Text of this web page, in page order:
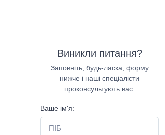
Виникли питання?
Заповніть, будь-ласка, форму
нижче і наші спеціалісти
проконсультують вас:
Ваше ім'я: